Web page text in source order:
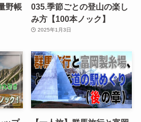
野帳
035.季節ごとの登山の楽し
み方【100本ノック】
2025年1月3日